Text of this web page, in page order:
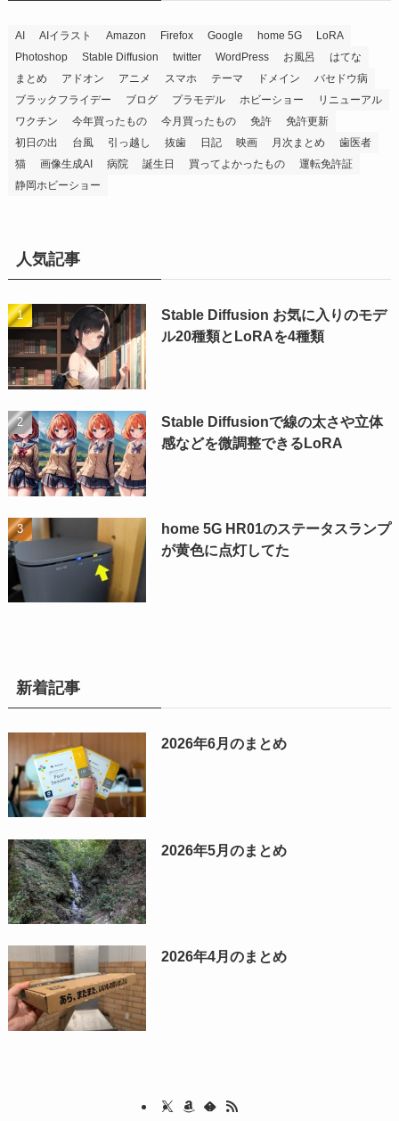
AI AIイラスト Amazon Firefox Google home 5G
LoRA
Photoshop
Stable Diffusion twitter WordPress お風呂
はてな
まとめ
アドオン アニメ スマホ テーマ ドメイン
バセドウ病
ブラックフライデー
ブログ プラモデル ホビーショー
リニューアル
ワクチン
今年買ったもの 今月買ったもの 免許
免許更新
初日の出
台風 引っ越し 抜歯 日記 映画 月次まとめ
歯医者
猫
画像生成AI 病院 誕生日 買ってよかったもの
運転免許証
静岡ホビーショー
人気記事
Stable Diffusion お気に入りのモデ
ル20種類とLoRAを4種類
Stable Diffusionで線の太さや立体
感などを微調整できるLoRA
home 5G HR01のステータスランプ
が黄色に点灯してた
新着記事
2026年6月のまとめ
2026年5月のまとめ
2026年4月のまとめ